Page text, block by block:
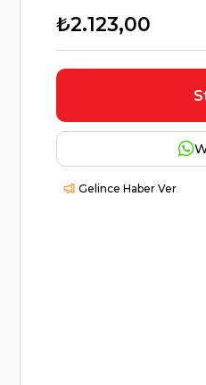
₺2.123,00
Gelince Haber Ver